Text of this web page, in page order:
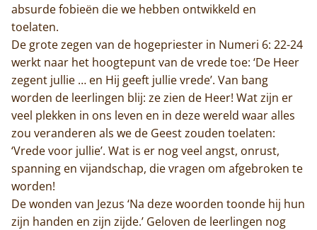
absurde fobieën die we hebben ontwikkeld en
toelaten.
De grote zegen van de hogepriester in Numeri 6: 22-24
werkt naar het hoogtepunt van de vrede toe: ‘De Heer
zegent jullie … en Hij geeft jullie vrede’. Van bang
worden de leerlingen blij: ze zien de Heer! Wat zijn er
veel plekken in ons leven en in deze wereld waar alles
zou veranderen als we de Geest zouden toelaten:
‘Vrede voor jullie’. Wat is er nog veel angst, onrust,
spanning en vijandschap, die vragen om afgebroken te
worden!
De wonden van Jezus ‘Na deze woorden toonde hij hun
zijn handen en zijn zijde.’ Geloven de leerlingen nog